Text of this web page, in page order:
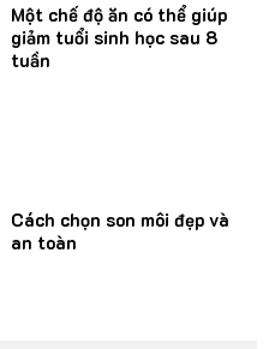
Một chế độ ăn có thể giúp
giảm tuổi sinh học sau 8
tuần
Cách chọn son môi đẹp và
an toàn